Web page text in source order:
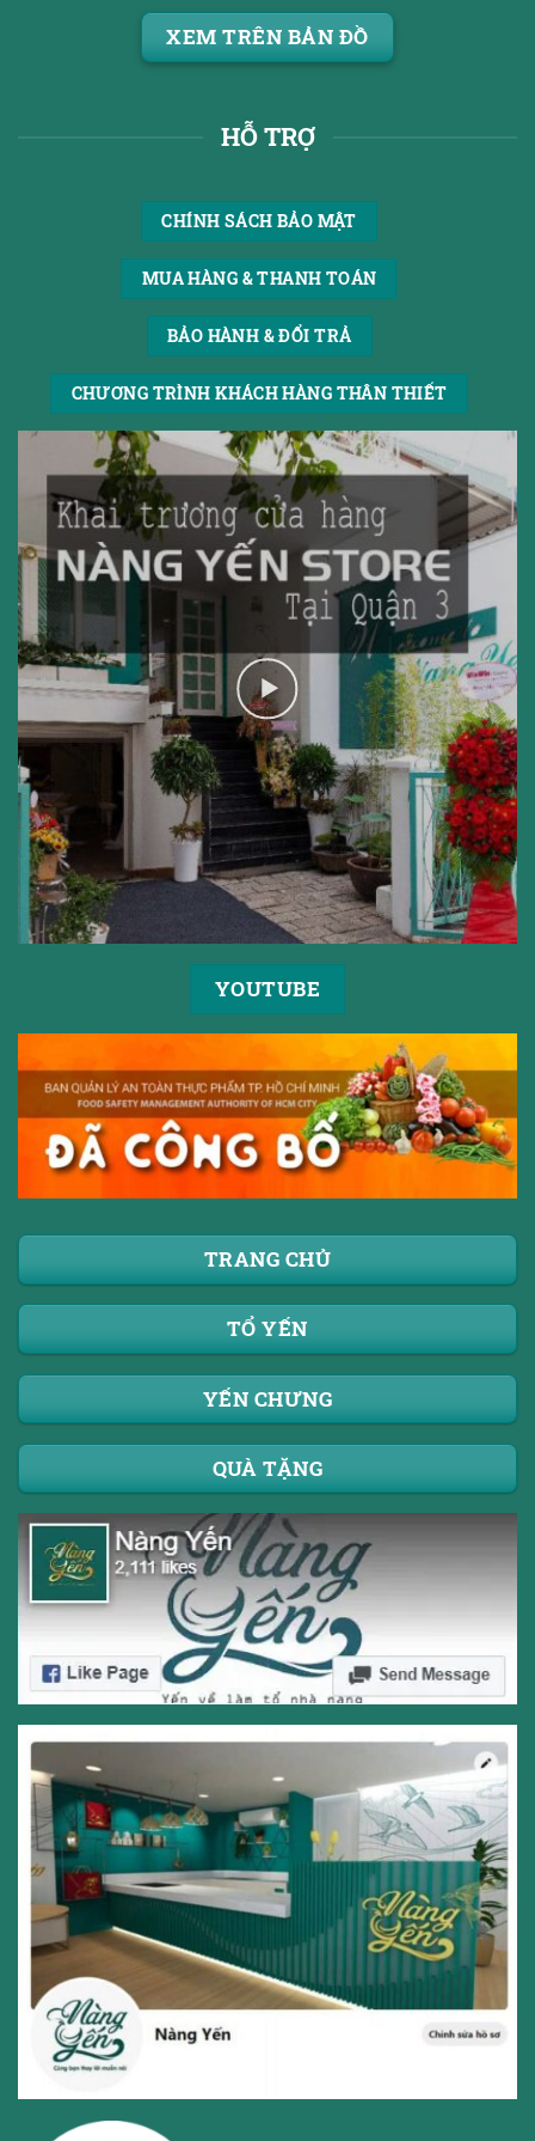
XEM TRÊN BẢN ĐỒ
HỖ TRỢ
CHÍNH SÁCH BẢO MẬT
MUA HÀNG & THANH TOÁN
BẢO HÀNH & ĐỔI TRẢ
CHƯƠNG TRÌNH KHÁCH HÀNG THÂN THIẾT
YOUTUBE
TRANG CHỦ
TỔ YẾN
YẾN CHƯNG
QUÀ TẶNG